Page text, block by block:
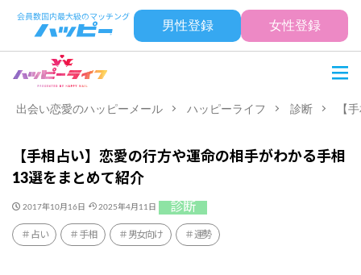
男性登録 女性登録
出会い恋愛のハッピーメール ハッピーライフ 診断 【
【手相占い】恋愛の行方や運命の相手がわかる手相
13選をまとめて紹介
2017年10月16日 2025年4月11日 診断
占い 手相 男女向け 運勢